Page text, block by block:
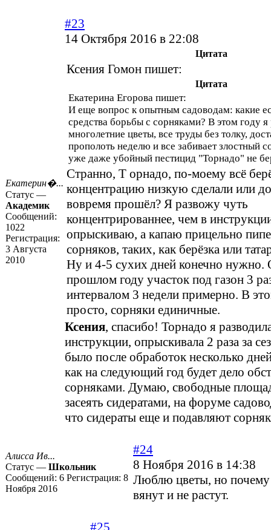
Екатерин�...
Статус —
Академик
Сообщений:
1022
Регистрация:
3 Августа
2010
#23
14 Октября 2016 в 22:08
Цитата
Ксения Гомон пишет:
Цитата
Екатерина Егорова пишет:
И еще вопрос к опытным садоводам: какие
средства борьбы с сорняками? В этом году
многолетние цветы, все труды без толку,
прополоть неделю и все забивает злостный
уже даже убойный пестицид "Торнадо" не
Странно, Т орнадо, по-моему всё
концентрацию низкую сделали или
вовремя прошёл? Я развожу чуть
концентрированнее, чем в
опрыскиваю, а капаю прицельно
сорняков, таких, как берёзка или
Ну и 4-5 сухих дней конечно нужно.
прошлом году участок под газон 3
интервалом 3 недели примерно. В
просто, сорняки единичные.
Ксения, спасибо! Торнадо я
инструкции, опрыскивала 2 раза за
было после обработок несколько
как на следующий год будет дело
сорняками. Думаю, свободные
засеять сидератами, на форуме
что сидераты еще и подавляют
Алисса Ив...
Статус — Школьник
Сообщений: 6 Регистрация: 8
Ноября 2016
#24
8 Ноября 2016 в 14:38
Люблю цветы, но почему
вянут и не растут.
#25